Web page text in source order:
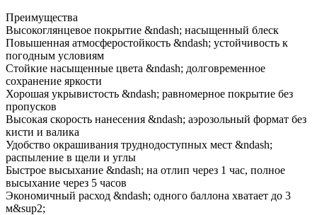
Преимущества
Высокоглянцевое покрытие &ndash; насыщенный блеск
Повышенная атмосферостойкость &ndash; устойчивость к
погодным условиям
Стойкие насыщенные цвета &ndash; долговременное
сохранение яркости
Хорошая укрывистость &ndash; равномерное покрытие без
пропусков
Высокая скорость нанесения &ndash; аэрозольный формат без
кисти и валика
Удобство окрашивания труднодоступных мест &ndash;
распыление в щели и углы
Быстрое высыхание &ndash; на отлип через 1 час, полное
высыхание через 5 часов
Экономичный расход &ndash; одного баллона хватает до 3
м&sup2;